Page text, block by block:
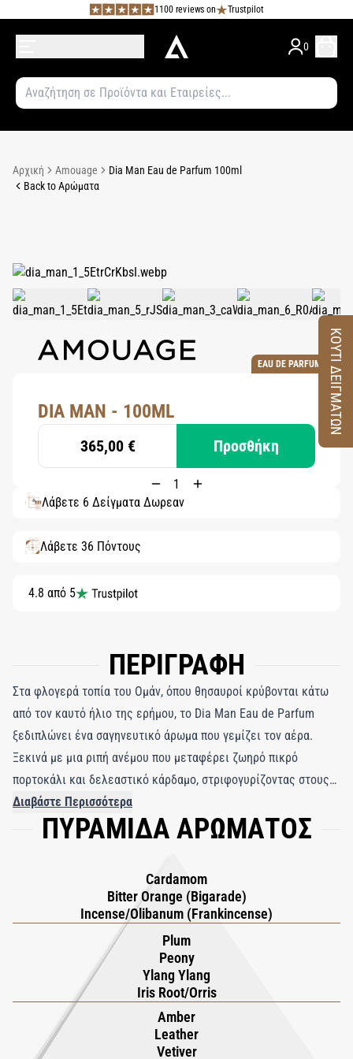
1100 reviews on Trustpilot
0
Αρχική Amouage
Dia Man Eau de Parfum 100ml
Back to Αρώματα
EAU DE PARFUM
DIA MAN - 100ML
365,00 € Προσθήκη
Λάβετε 6 Δείγματα Δωρεάν
Λάβετε 36 Πόντους
4.8 από 5
ΠΕΡΙΓΡΑΦΗ
Στα φλογερά τοπία του Ομάν, όπου θησαυροί κρύβονται κάτω
από τον καυτό ήλιο της ερήμου, το Dia Man Eau de Parfum
ξεδιπλώνει ένα σαγηνευτικό άρωμα που γεμίζει τον αέρα.
Ξεκινά με μια ριπή ανέμου που μεταφέρει ζωηρό πικρό
πορτοκάλι και δελεαστικό κάρδαμο, στριφογυρίζοντας στους
ήσυχους δρόμους της Μουσκάτ. Αυτό το αρωματικό ταξίδι
συναντά τη μυθική ουσία του βασιλικού λιβανιού και τη
μυστικά από τα βάθη της ερήμου Ρουμπ αλ Χάλι,
παρουσιάζοντας αέρινες παιώνιες, σαρκώδες υλάνγκ υλάνγκ
και λαχταριστά ζαχαρωμένα δαμάσκηνα. Γειωμένο από την
γήινη, κακαώδη ίριδα, αποκαλύπτει στη συνέχεια βαθύτερα
στρώματα από πυκνό πατσουλί, ξηρό πράσινο βετιβέρ, ζεστό
δέρμα και λαμπερό κεχριμπάρι, μεταφέροντάς σας μέσα από
πλούσιες ζούγκλες και μυθικά τοπία. Αυτό το εκλεπτυσμένο
άρωμα αποτελεί ένα αληθινό αριστούργημα εμπνευσμένο από
Διαβάστε Περισσότερα
ΠΥΡΑΜΙΔΑ ΑΡΩΜΑΤΟΣ
Cardamom
Bitter Orange (Bigarade)
Incense/Olibanum (Frankincense)
Plum
Peony
Ylang Ylang
Iris Root/Orris
Amber
Leather
Vetiver
ΚΟΥΤΙ ΔΕΙΓΜΑΤΩΝ